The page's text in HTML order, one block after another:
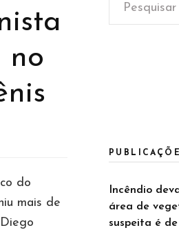
no
do
mais de
Pesquisar
por:
Incêndio
área de
suspeita é